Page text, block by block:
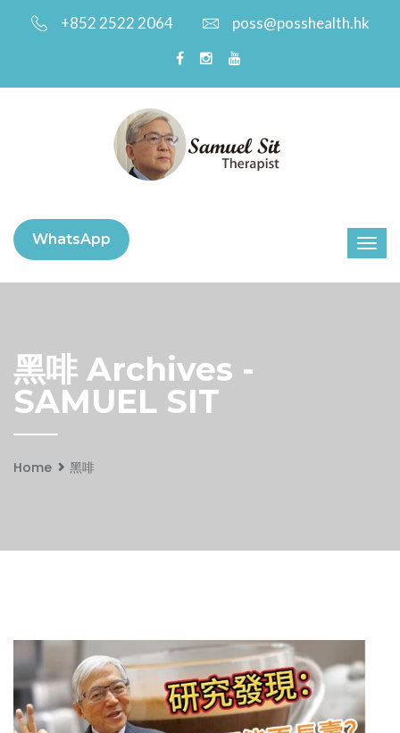
+852 2522 2064 poss@posshealth.hk
WhatsApp
黑啡 Archives -
SAMUEL SIT
Home 黑啡